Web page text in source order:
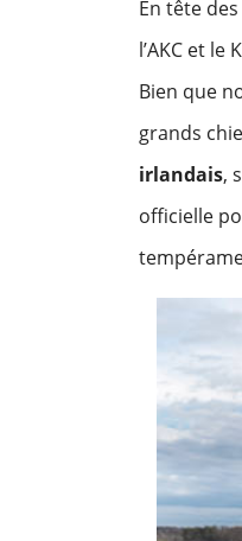
En tête
l’AKC et
Bien que
grands
irlandais,
officielle